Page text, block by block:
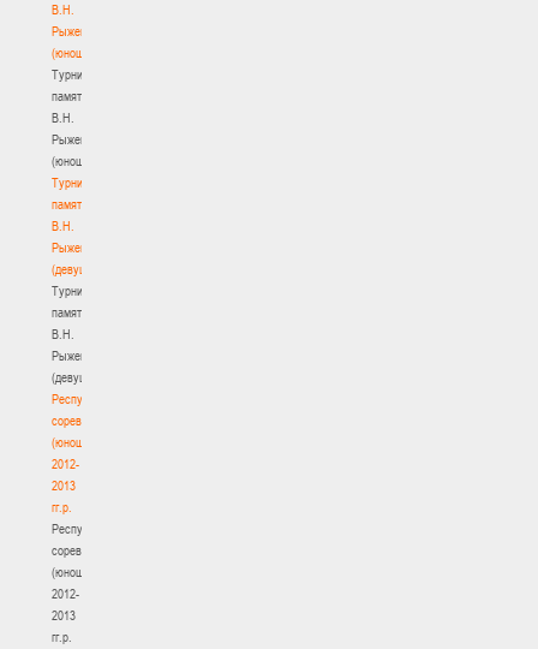
В.Н.
Рыженкова
(юноши)
Турнир
памяти
В.Н.
Рыженкова
(юноши)
Турнир
памяти
В.Н.
Рыженкова
(девушки)
Турнир
памяти
В.Н.
Рыженкова
(девушки)
Республиканские
соревнования
(юноши)
2012-
2013
гг.р.
Республиканские
соревнования
(юноши)
2012-
2013
гг.р.